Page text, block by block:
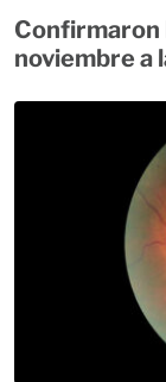
Confirmaron
noviembre a